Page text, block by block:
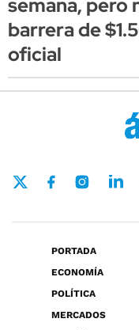
semana, pero
barrera de
oficial
PORTADA
ECONOMÍA
POLÍTICA
MERCADOS